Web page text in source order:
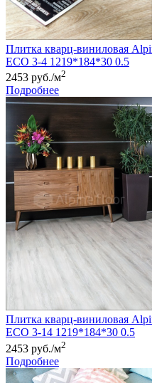
Плитка кварц-виниловая
ЕСО 3-4 1219*184*30 0.5
2453 руб./м2
Подробнее
Плитка кварц-виниловая
ЕСО 3-14 1219*184*30 0.5
2453 руб./м2
Подробнее